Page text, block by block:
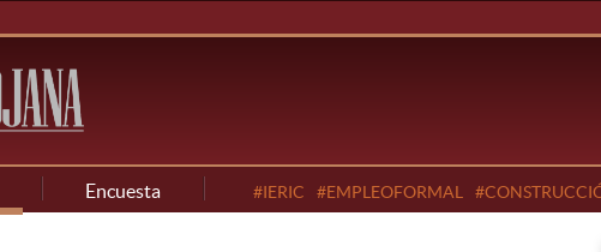
Encuesta #IERIC #EMPLEOFORMAL